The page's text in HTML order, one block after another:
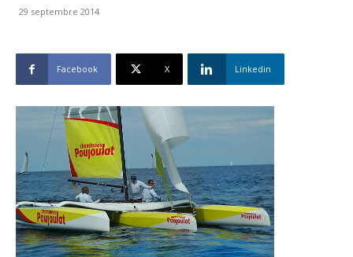
29 septembre 2014
Facebook X Linkedin